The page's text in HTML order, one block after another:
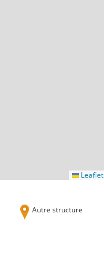
Leaflet
Autre structure